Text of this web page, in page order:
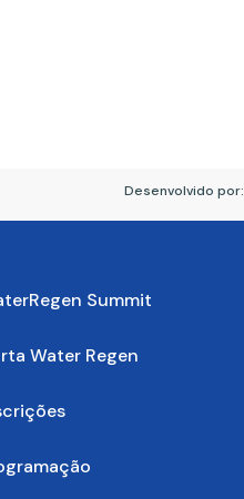
Desenvolvido por:
Summit
Water Regen